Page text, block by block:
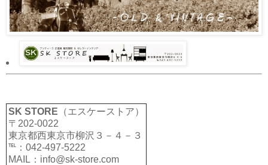
SK STORE （エスケーストア）
〒202-0022
東京都西東京市柳沢３－４－３
℡：042-497-5222
MAIL：info@sk-store.com